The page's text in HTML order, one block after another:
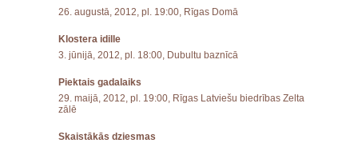
26. augustā, 2012, pl. 19:00, Rīgas Domā
Klostera idille
3. jūnijā, 2012, pl. 18:00, Dubultu baznīcā
Piektais gadalaiks
29. maijā, 2012, pl. 19:00, Rīgas Latviešu biedrības Zelta
zālē
Skaistākās dziesmas